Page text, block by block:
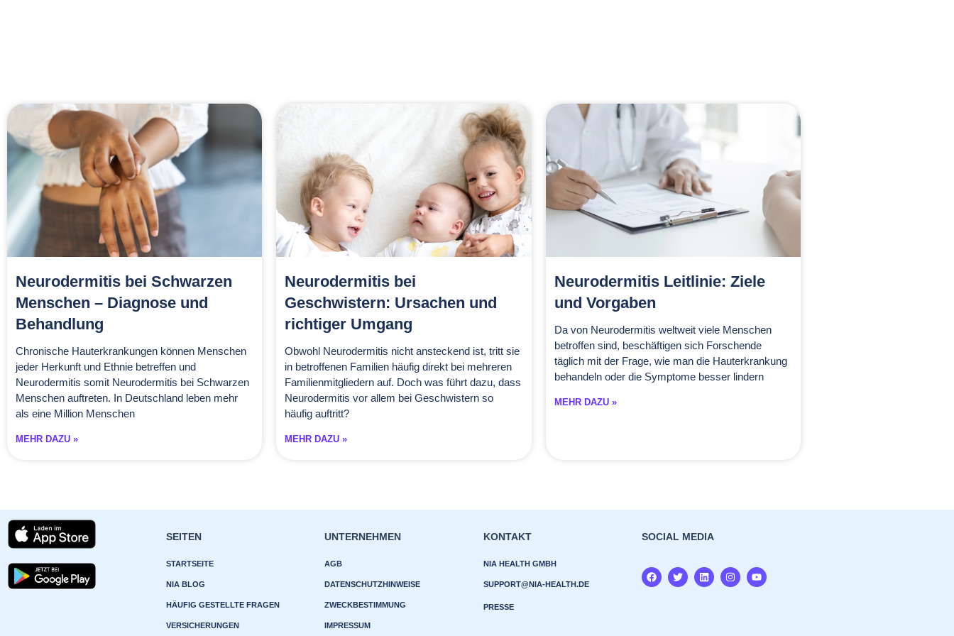
Neurodermitis bei Schwarzen
Menschen – Diagnose und
Behandlung
Chronische Hauterkrankungen können Menschen
jeder Herkunft und Ethnie betreffen und
Neurodermitis somit Neurodermitis bei Schwarzen
Menschen auftreten. In Deutschland leben mehr
als eine Million Menschen
MEHR DAZU »
Neurodermitis bei
Geschwistern: Ursachen und
richtiger Umgang
Obwohl Neurodermitis nicht ansteckend ist, tritt sie
in betroffenen Familien häufig direkt bei mehreren
Familienmitgliedern auf. Doch was führt dazu, dass
Neurodermitis vor allem bei Geschwistern so
häufig auftritt?
MEHR DAZU »
Neurodermitis Leitlinie: Ziele
und Vorgaben
Da von Neurodermitis weltweit viele Menschen
betroffen sind, beschäftigen sich Forschende
täglich mit der Frage, wie man die Hauterkrankung
behandeln oder die Symptome besser lindern
MEHR DAZU »
SEITEN
STARTSEITE
NIA BLOG
HÄUFIG GESTELLTE FRAGEN
VERSICHERUNGEN
UNTERNEHMEN
AGB
DATENSCHUTZHINWEISE
ZWECKBESTIMMUNG
IMPRESSUM
KONTAKT
NIA HEALTH GMBH
SUPPORT@NIA-HEALTH.DE
PRESSE
SOCIAL MEDIA